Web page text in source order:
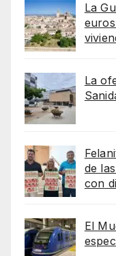
La
La
de
con
El